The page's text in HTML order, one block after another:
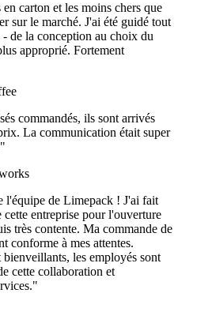
livraison en 4 semaines que nos
express
personnalisés rapidement ? Nos
sont livrés en 8 à 9 jours ouvrables.
une plus large gamme de tailles, y
boissons plus importantes, avec une
illimitées et des options bio
pour les événements de dernière
devez vous réapprovisionner
avec feuille d'aluminium
ajouter une touche luxueuse et haut
en carton thermoformé sont la
ou le gaufrage à chaud, ces
les événements spéciaux ou pour
carton et les moins chers que
sur le marché. J'ai été guidé tout
de la conception au choix du
approprié. Fortement
commandés, ils sont arrivés
La communication était super
l'équipe de Limepack ! J'ai fait
cette entreprise pour l'ouverture
très contente. Ma commande de
conforme à mes attentes.
les employés sont
cette collaboration et